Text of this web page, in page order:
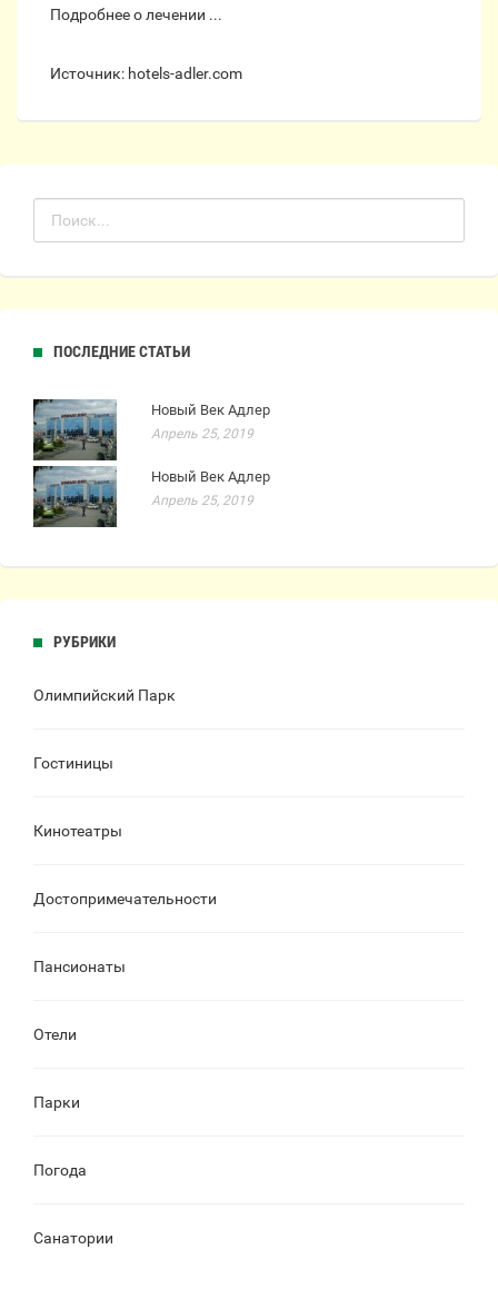
Подробнее о лечении ...
Источник: hotels-adler.com
ПОСЛЕДНИЕ СТАТЬИ
Новый Век Адлер
Апрель 25, 2019
Новый Век Адлер
Апрель 25, 2019
РУБРИКИ
Олимпийский Парк
Гостиницы
Кинотеатры
Достопримечательности
Пансионаты
Отели
Парки
Погода
Санатории